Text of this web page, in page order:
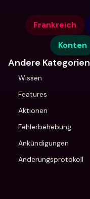
Frankreich
Konten
Andere Kategorien
Wissen
Features
Aktionen
Fehlerbehebung
Ankündigungen
Änderungsprotokoll